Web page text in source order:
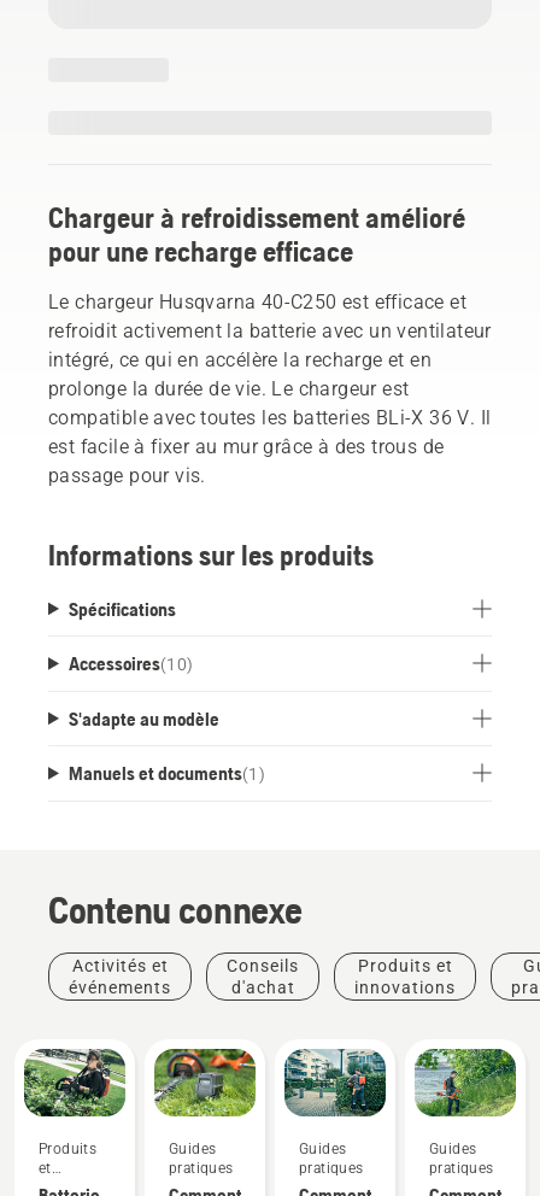
Chargeur à refroidissement amélioré
pour une recharge efficace
Le chargeur Husqvarna 40-C250 est efficace et
refroidit activement la batterie avec un ventilateur
intégré, ce qui en accélère la recharge et en
prolonge la durée de vie. Le chargeur est
compatible avec toutes les batteries BLi-X 36 V. Il
est facile à fixer au mur grâce à des trous de
passage pour vis.
Informations sur les produits
Spécifications
Accessoires(10)
S'adapte au modèle
Manuels et documents(1 )
Contenu connexe
Activités et
événements
Conseils
d'achat
Produits et
innovations
Produits
et
innovations
Guides
pratiques
Guides
pratiques
Guides
pratiques